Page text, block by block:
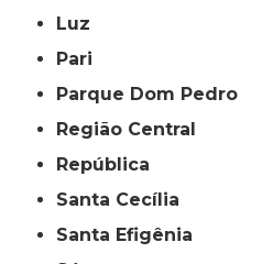
Luz
Pari
Parque Dom Pedro
Região Central
República
Santa Cecília
Santa Efigênia